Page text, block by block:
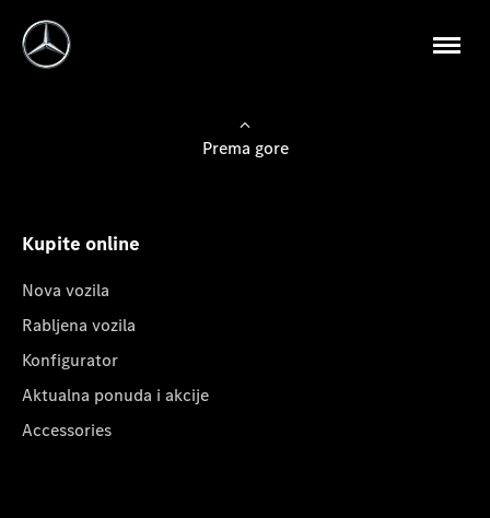
Prema gore
Kupite online
Nova vozila
Rabljena vozila
Konfigurator
Aktualna ponuda i akcije
Accessories